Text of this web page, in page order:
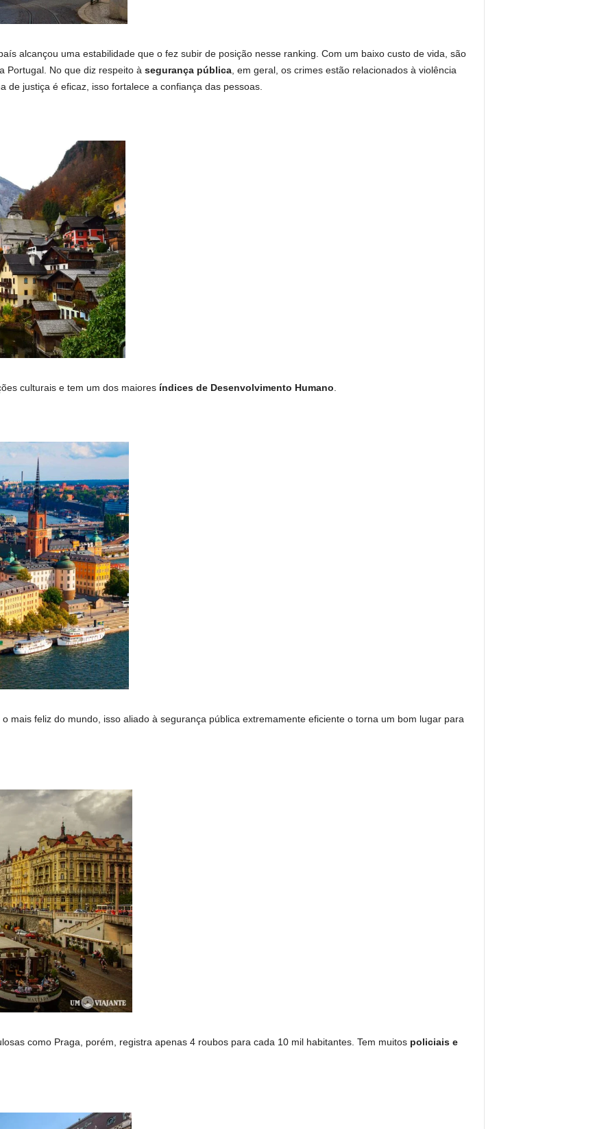
alcançou uma estabilidade que o fez subir de posição nesse ranking. Com um baixo custo de vida, são
Portugal. No que diz respeito à segurança pública, em geral, os crimes estão relacionados à violência
de justiça é eficaz, isso fortalece a confiança das pessoas.
culturais e tem um dos maiores índices de Desenvolvimento Humano
mais feliz do mundo, isso aliado à segurança pública extremamente eficiente o torna um bom lugar para
como Praga, porém, registra apenas 4 roubos para cada 10 mil habitantes. Tem muitos policiais e